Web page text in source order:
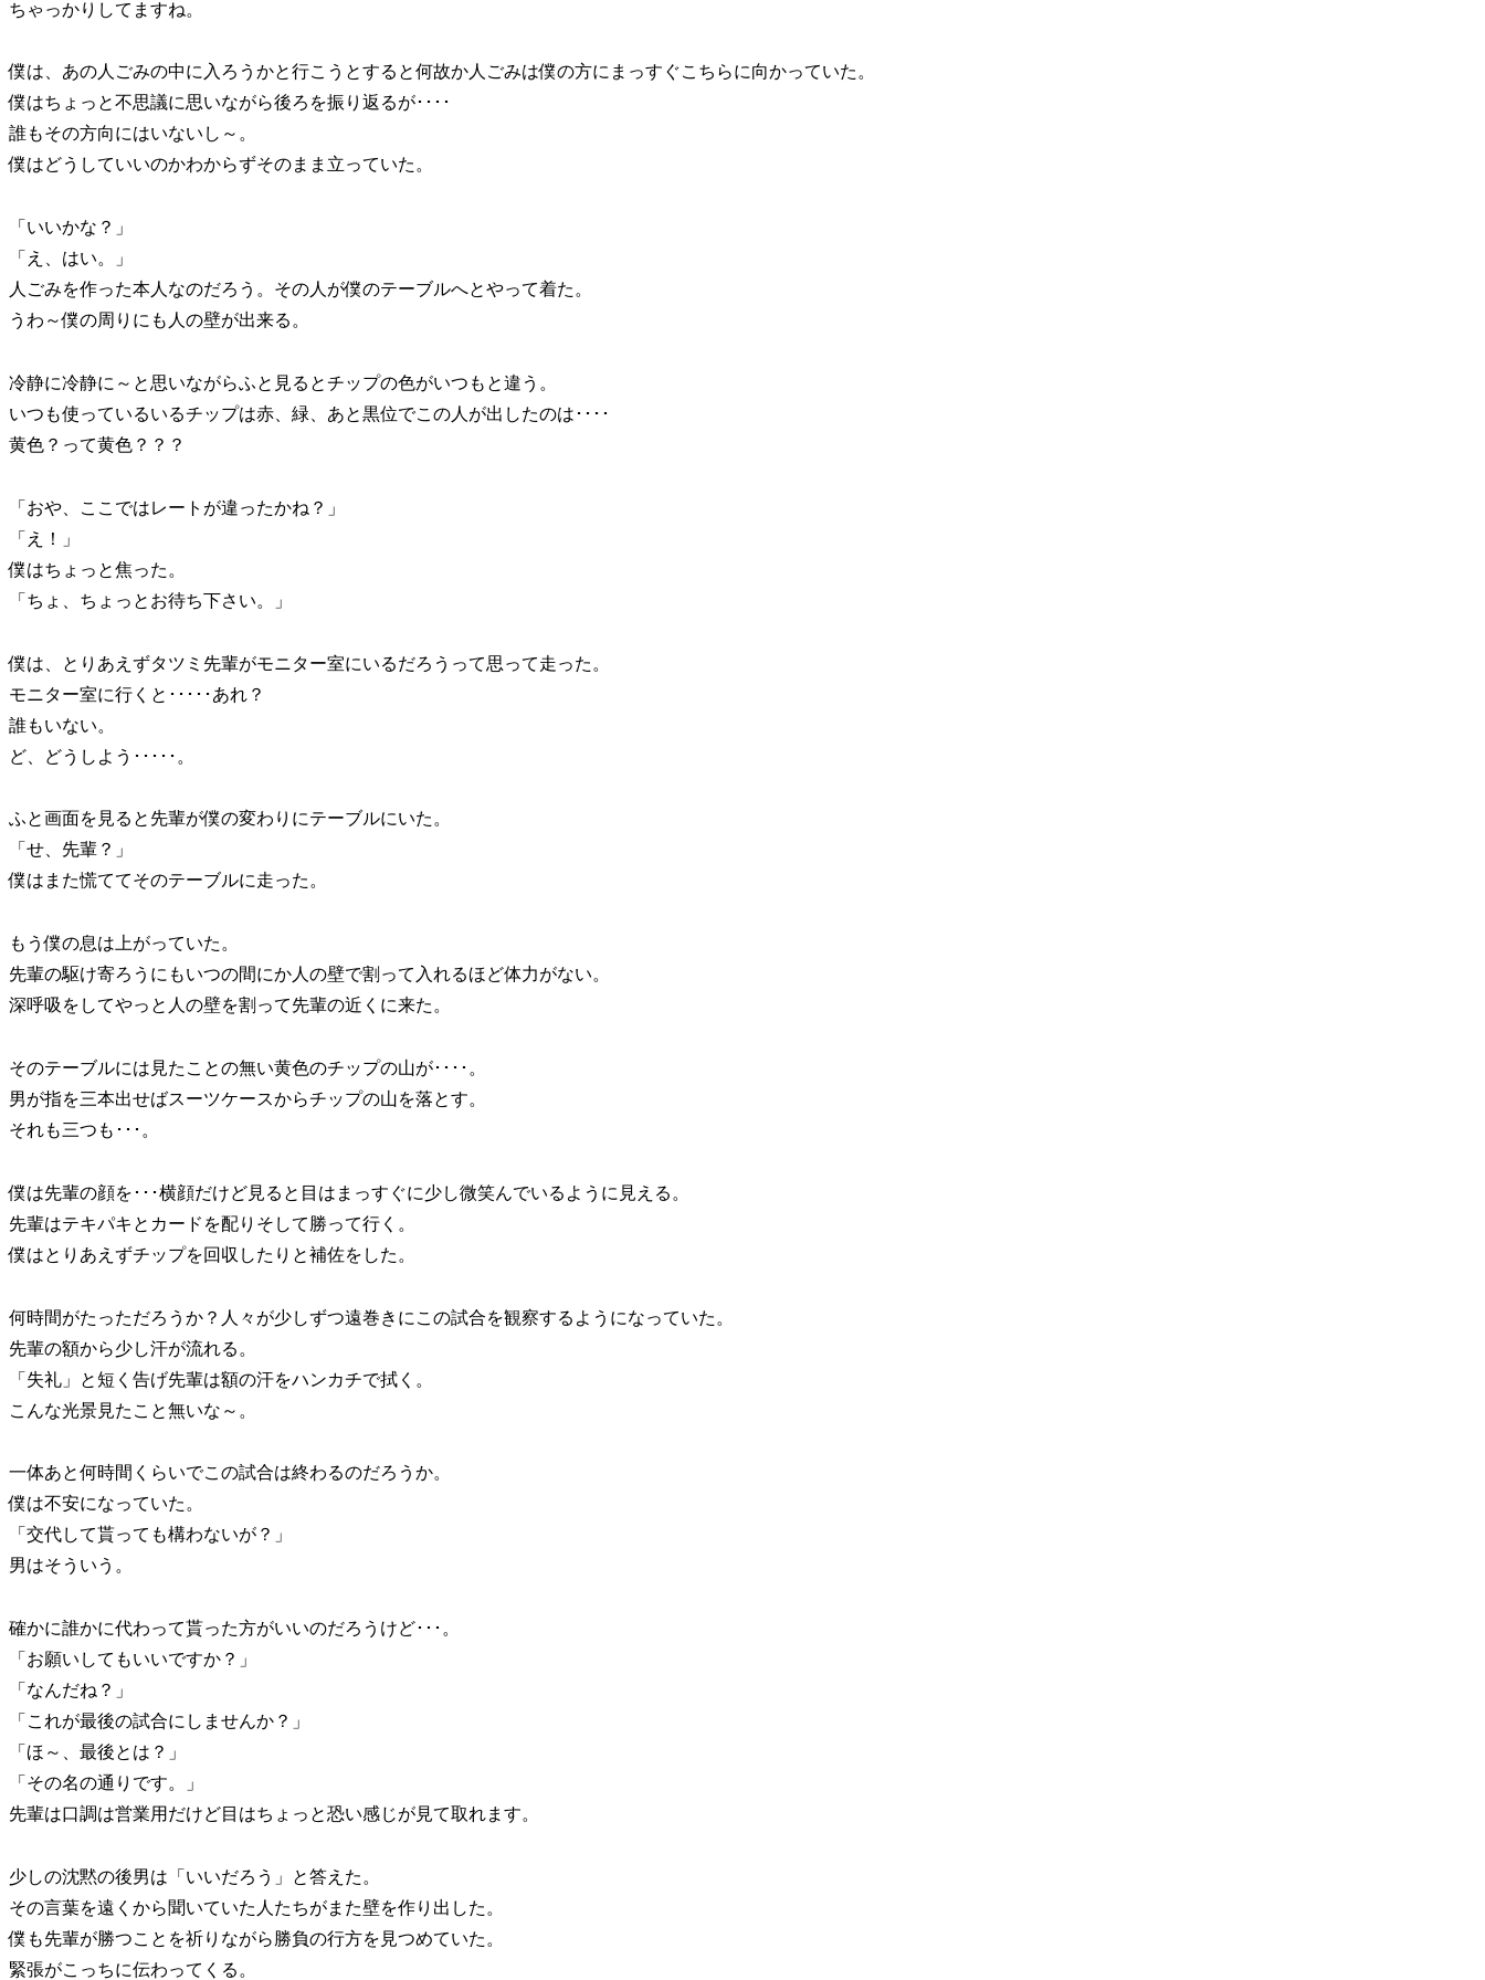
ちゃっかりしてますね。
僕は、あの人ごみの中に入ろうかと行こうとすると何故か人ごみは僕の方にまっすぐこちらに向かっていた。
僕はちょっと不思議に思いながら後ろを振り返るが････
誰もその方向にはいないし～。
僕はどうしていいのかわからずそのまま立っていた。
「いいかな？」
「え、はい。」
人ごみを作った本人なのだろう。その人が僕のテーブルへとやって着た。
うわ～僕の周りにも人の壁が出来る。
冷静に冷静に～と思いながらふと見るとチップの色がいつもと違う。
いつも使っているいるチップは赤、緑、あと黒位でこの人が出したのは････
黄色？って黄色？？？
「おや、ここではレートが違ったかね？」
「え！」
僕はちょっと焦った。
「ちょ、ちょっとお待ち下さい。」
僕は、とりあえずタツミ先輩がモニター室にいるだろうって思って走った。
モニター室に行くと･････あれ？
誰もいない。
ど、どうしよう･････。
ふと画面を見ると先輩が僕の変わりにテーブルにいた。
「せ、先輩？」
僕はまた慌ててそのテーブルに走った。
もう僕の息は上がっていた。
先輩の駆け寄ろうにもいつの間にか人の壁で割って入れるほど体力がない。
深呼吸をしてやっと人の壁を割って先輩の近くに来た。
そのテーブルには見たことの無い黄色のチップの山が････。
男が指を三本出せばスーツケースからチップの山を落とす。
それも三つも･･･。
僕は先輩の顔を･･･横顔だけど見ると目はまっすぐに少し微笑んでいるように見える。
先輩はテキパキとカードを配りそして勝って行く。
僕はとりあえずチップを回収したりと補佐をした。
何時間がたっただろうか？人々が少しずつ遠巻きにこの試合を観察するようになっていた。
先輩の額から少し汗が流れる。
「失礼」と短く告げ先輩は額の汗をハンカチで拭く。
こんな光景見たこと無いな～。
一体あと何時間くらいでこの試合は終わるのだろうか。
僕は不安になっていた。
「交代して貰っても構わないが？」
男はそういう。
確かに誰かに代わって貰った方がいいのだろうけど･･･。
「お願いしてもいいですか？」
「なんだね？」
「これが最後の試合にしませんか？」
「ほ～、最後とは？」
「その名の通りです。」
先輩は口調は営業用だけど目はちょっと恐い感じが見て取れます。
少しの沈黙の後男は「いいだろう」と答えた。
その言葉を遠くから聞いていた人たちがまた壁を作り出した。
僕も先輩が勝つことを祈りながら勝負の行方を見つめていた。
緊張がこっちに伝わってくる。